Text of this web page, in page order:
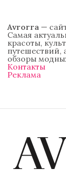
Avrorra —
Самая
красоты,
путешествий,
обзоры
Контакты
Реклама